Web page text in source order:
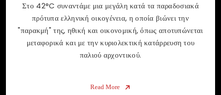
Στο 42°C συναντάμε μια μεγάλη κατά τα παραδοσιακά
πρότυπα ελληνική οικογένεια, η οποία βιώνει την
"παρακμή" της, ηθική και οικονομική, όπως αποτυπώνεται
μεταφορικά και με την κυριολεκτική κατάρρευση του
παλιού αρχοντικού.
Read More